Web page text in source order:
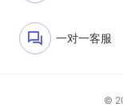
一对一客服
©